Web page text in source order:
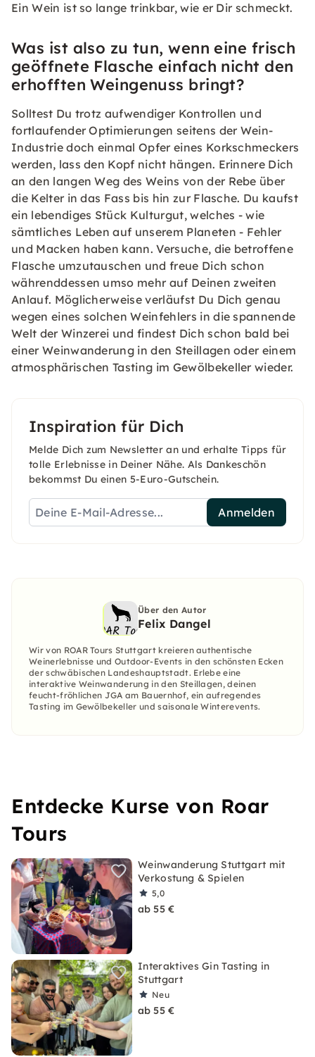
Ein Wein ist so lange trinkbar, wie er Dir schmeckt.
Was ist also zu tun, wenn eine frisch
geöffnete Flasche einfach nicht den
erhofften Weingenuss bringt?
Solltest Du trotz aufwendiger Kontrollen und
fortlaufender Optimierungen seitens der Wein-
Industrie doch einmal Opfer eines Korkschmeckers
werden, lass den Kopf nicht hängen. Erinnere Dich
an den langen Weg des Weins von der Rebe über
die Kelter in das Fass bis hin zur Flasche. Du kaufst
ein lebendiges Stück Kulturgut, welches - wie
sämtliches Leben auf unserem Planeten - Fehler
und Macken haben kann. Versuche, die betroffene
Flasche umzutauschen und freue Dich schon
währenddessen umso mehr auf Deinen zweiten
Anlauf. Möglicherweise verläufst Du Dich genau
wegen eines solchen Weinfehlers in die spannende
Welt der Winzerei und findest Dich schon bald bei
einer Weinwanderung in den Steillagen oder einem
atmosphärischen Tasting im Gewölbekeller wieder.
Inspiration für Dich
Melde Dich zum Newsletter an und erhalte Tipps für
tolle Erlebnisse in Deiner Nähe. Als Dankeschön
bekommst Du einen 5-Euro-Gutschein.
Anmelden
Über den Autor
Felix Dangel
Wir von ROAR Tours Stuttgart kreieren authentische
Weinerlebnisse und Outdoor-Events in den schönsten Ecken
der schwäbischen Landeshauptstadt. Erlebe eine
interaktive Weinwanderung in den Steillagen, deinen
feucht-fröhlichen JGA am Bauernhof, ein aufregendes
Tasting im Gewölbekeller und saisonale Winterevents.
Entdecke Kurse von Roar
Tours
Weinwanderung Stuttgart mit
Verkostung & Spielen
5,0
ab 55 €
Interaktives Gin Tasting in
Stuttgart
Neu
ab 55 €